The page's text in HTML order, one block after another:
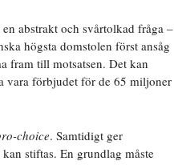
abstrakt och svårtolkad fråga –
högsta domstolen först ansåg
fram till motsatsen. Det kan
vara förbjudet för de 65 miljoner
choice. Samtidigt ger
stiftas. En grundlag måste